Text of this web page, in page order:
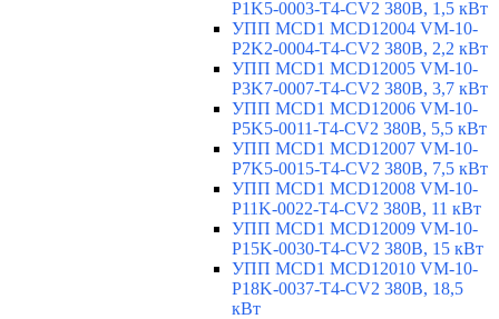
P1K5-0003-T4-CV2 380В, 1,5 кВт
УПП MCD1 MCD12004 VM-10-
P2K2-0004-T4-CV2 380В, 2,2 кВт
УПП MCD1 MCD12005 VM-10-
P3K7-0007-T4-CV2 380В, 3,7 кВт
УПП MCD1 MCD12006 VM-10-
P5K5-0011-T4-CV2 380В, 5,5 кВт
УПП MCD1 MCD12007 VM-10-
P7K5-0015-T4-CV2 380В, 7,5 кВт
УПП MCD1 MCD12008 VM-10-
P11K-0022-T4-CV2 380В, 11 кВт
УПП MCD1 MCD12009 VM-10-
P15K-0030-T4-CV2 380В, 15 кВт
УПП MCD1 MCD12010 VM-10-
P18K-0037-T4-CV2 380В, 18,5
кВт